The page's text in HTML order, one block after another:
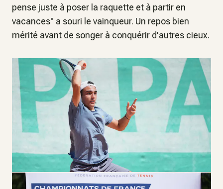
pense juste à poser la raquette et à partir en
vacances" a souri le vainqueur. Un repos bien
mérité avant de songer à conquérir d'autres cieux.